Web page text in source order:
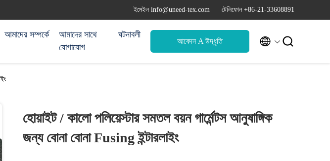
ইমেইল info@uneed-tex.com টেলিফোন +86-21-33608891
আমাদের সম্পর্কে
আমাদের সাথে
যোগাযোগ
ঘটনাবলী
আবেদন A উদ্ধৃতি  
হোয়াইট / কালো পলিয়েস্টার সমতল বয়ন গার্মেন্টস আনুষাঙ্গিক
জন্য বোনা বোনা Fusing ইন্টারলাইং